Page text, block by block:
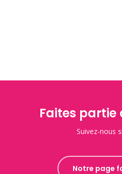
Faites partie
Suivez-nous
Notre page